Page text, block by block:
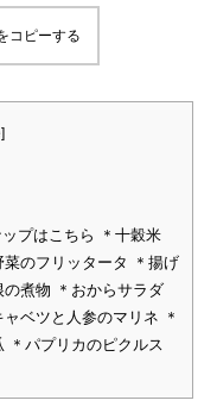
コピーする
]
プはこちら ＊十穀米
のフリッタータ ＊揚げ
煮物 ＊おからサラダ
ベツと人参のマリネ ＊
＊パプリカのピクルス